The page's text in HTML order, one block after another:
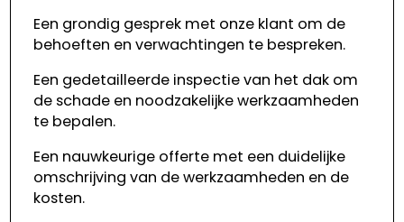
Een grondig gesprek met onze klant om de
behoeften en verwachtingen te bespreken.
Een gedetailleerde inspectie van het dak om
de schade en noodzakelijke werkzaamheden
te bepalen.
Een nauwkeurige offerte met een duidelijke
omschrijving van de werkzaamheden en de
kosten.